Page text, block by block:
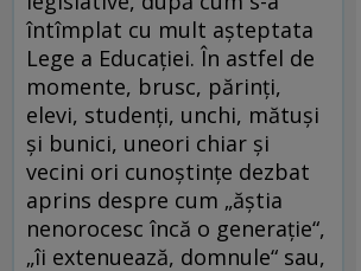
întîmplat cu mult aşteptata
Lege a Educaţiei. În astfel de
momente, brusc, părinţi,
elevi, studenţi, unchi, mătuşi
şi bunici, uneori chiar şi
vecini ori cunoştinţe dezbat
aprins despre cum „ăştia
nenorocesc încă o generaţie“,
„îi extenuează, domnule“ sau,